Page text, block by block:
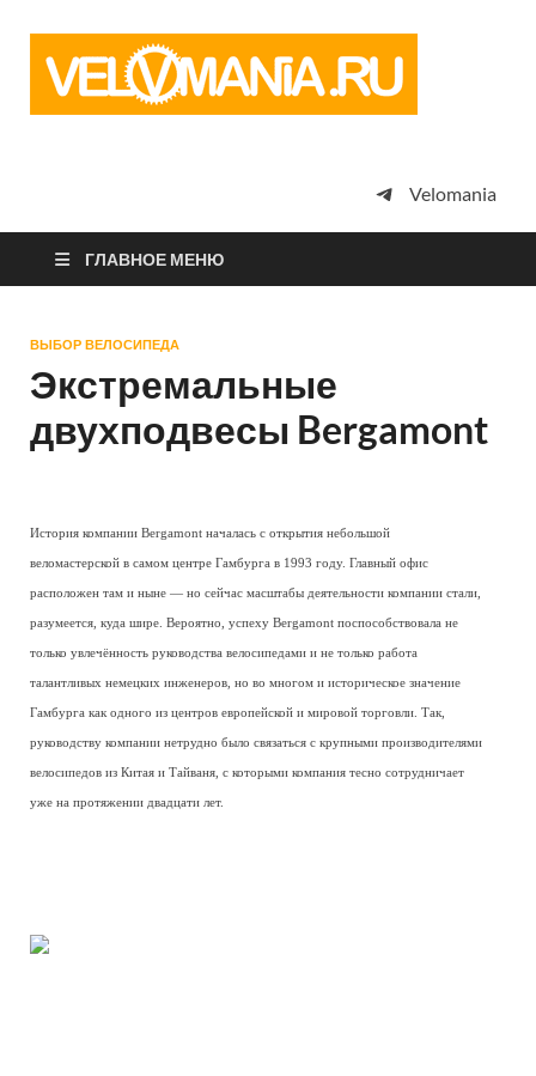
просто
Velomania
ГЛАВНОЕ МЕНЮ
ВЫБОР ВЕЛОСИПЕДА
Экстремальные
двухподвесы Bergamont
История компании Bergamont началась с открытия небольшой
веломастерской в самом центре Гамбурга в 1993 году. Главный офис
расположен там и ныне — но сейчас масштабы деятельности компании стали,
разумеется, куда шире. Вероятно, успеху Bergamont поспособствовала не
только увлечённость руководства велосипедами и не только работа
талантливых немецких инженеров, но во многом и историческое значение
Гамбурга как одного из центров европейской и мировой торговли. Так,
руководству компании нетрудно было связаться с крупными производителями
велосипедов из Китая и Тайваня, с которыми компания тесно сотрудничает
уже на протяжении двадцати лет.